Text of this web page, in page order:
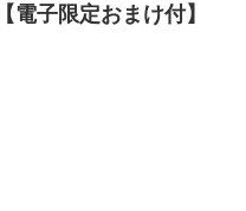
電子限定おまけ付】